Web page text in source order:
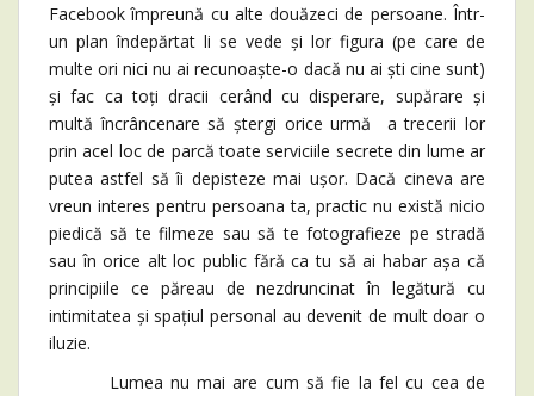
Facebook împreună cu alte douăzeci de persoane. Într-
un plan îndepărtat li se vede și lor figura (pe care de
multe ori nici nu ai recunoaște-o dacă nu ai ști cine sunt)
și fac ca toți dracii cerând cu disperare, supărare și
multă încrâncenare să ștergi orice urmă a trecerii lor
prin acel loc de parcă toate serviciile secrete din lume ar
putea astfel să îi depisteze mai ușor. Dacă cineva are
vreun interes pentru persoana ta, practic nu există nicio
piedică să te filmeze sau să te fotografieze pe stradă
sau în orice alt loc public fără ca tu să ai habar așa că
principiile ce păreau de nezdruncinat în legătură cu
intimitatea și spațiul personal au devenit de mult doar o
iluzie.
Lumea nu mai are cum să fie la fel cu cea de